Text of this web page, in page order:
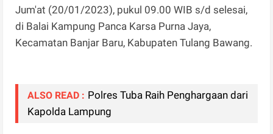
Jum'at (20/01/2023), pukul 09.00 WIB s/d selesai,
di Balai Kampung Panca Karsa Purna Jaya,
Kecamatan Banjar Baru, Kabupaten Tulang Bawang.
ALSO READ : Polres Tuba Raih Penghargaan dari
Kapolda Lampung